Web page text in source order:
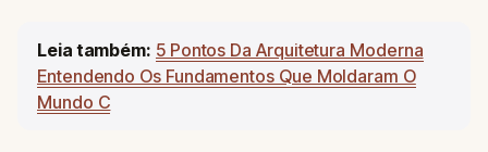
Leia também: 5 Pontos Da Arquitetura Moderna
Entendendo Os Fundamentos Que Moldaram O
Mundo C